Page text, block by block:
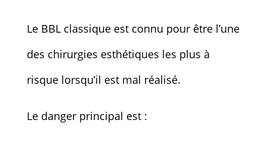
Le BBL classique est connu pour être l’une
des chirurgies esthétiques les plus à
risque lorsqu’il est mal réalisé.
Le danger principal est :